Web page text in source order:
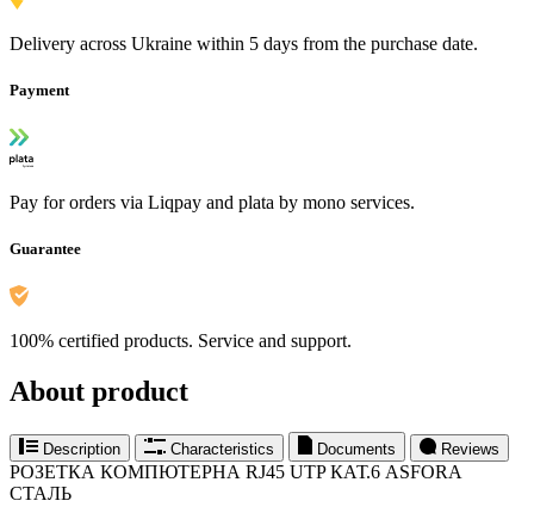
Delivery across Ukraine within 5 days from the purchase date.
Payment
Pay for orders via Liqpay and plata by mono services.
Guarantee
100% certified products. Service and support.
About product
Description Characteristics Documents Reviews
РОЗЕТКА КОМПЮТЕРНА RJ45 UTP КАТ.6 ASFORA
СТАЛЬ